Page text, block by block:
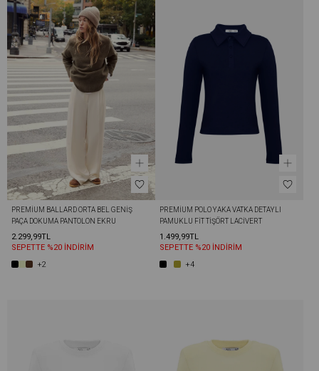
PREMIUM BALLARD ORTA BEL GENIŞ
PAÇA DOKUMA PANTOLON EKRU
2.299,99TL
SEPETTE %20 İNDİRİM
+2
PREMIUM POLO YAKA VATKA DETAYLI
PAMUKLU FIT TIŞÖRT LACIVERT
1.499,99TL
SEPETTE %20 İNDİRİM
+4